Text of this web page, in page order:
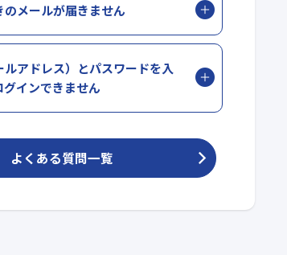
のメールが届きません
ルアドレス）とパスワードを入
グインできません
よくある質問一覧